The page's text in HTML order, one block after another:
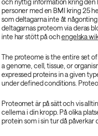
personer med en BMI kring 25
som deltagarna inte åt
deltagarnas proteom via deras
inte har stött på ochengelska
The proteome is the entire set
a genome, cell, tissue, or
expressed proteins in a given
under defined conditions.
Proteomet är på sätt och vis
cellerna i din kropp. På olika
protein som i sin tur då påverkar